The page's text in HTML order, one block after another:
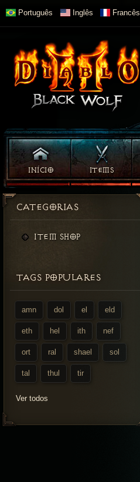
Português Inglês Francês
INÍCIO ITEMS
CATEGORIAS
ITEM SHOP
TAGS POPULARES
amn dol el eld
eth hel ith nef
ort ral shael sol
tal thul tir
Ver todos